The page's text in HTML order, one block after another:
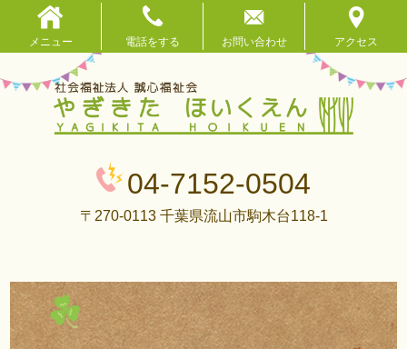
04-7152-0504
〒270-0113 千葉県流山市駒木台118-1
メニュー 電話をする お問い合わせ アクセス